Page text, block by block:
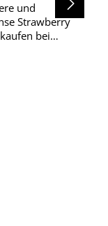
und
Strawberry
bei